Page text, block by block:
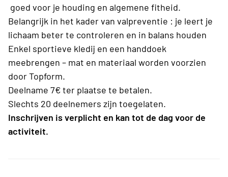
goed voor je houding en algemene fitheid.
Belangrijk in het kader van valpreventie : je leert je
lichaam beter te controleren en in balans houden
Enkel sportieve kledij en een handdoek
meebrengen – mat en materiaal worden voorzien
door Topform.
Deelname 7€ ter plaatse te betalen.
Slechts 20 deelnemers zijn toegelaten.
Inschrijven is verplicht en kan tot de dag voor de
activiteit.